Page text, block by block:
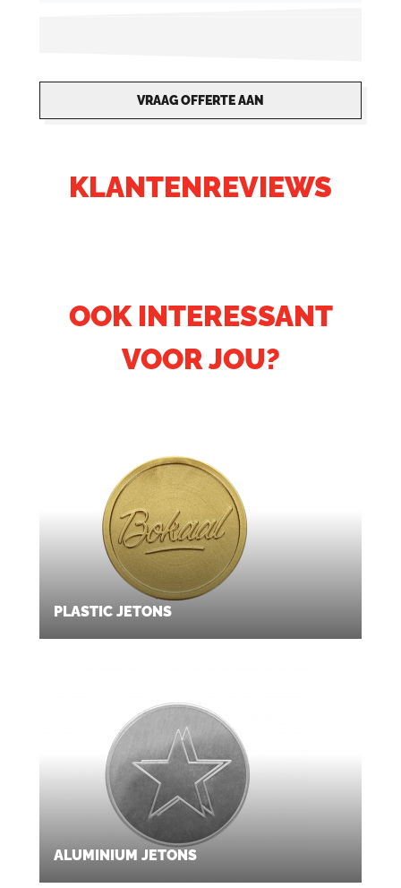
VRAAG OFFERTE AAN
KLANTENREVIEWS
OOK INTERESSANT
VOOR JOU?
PLASTIC JETONS
ALUMINIUM JETONS